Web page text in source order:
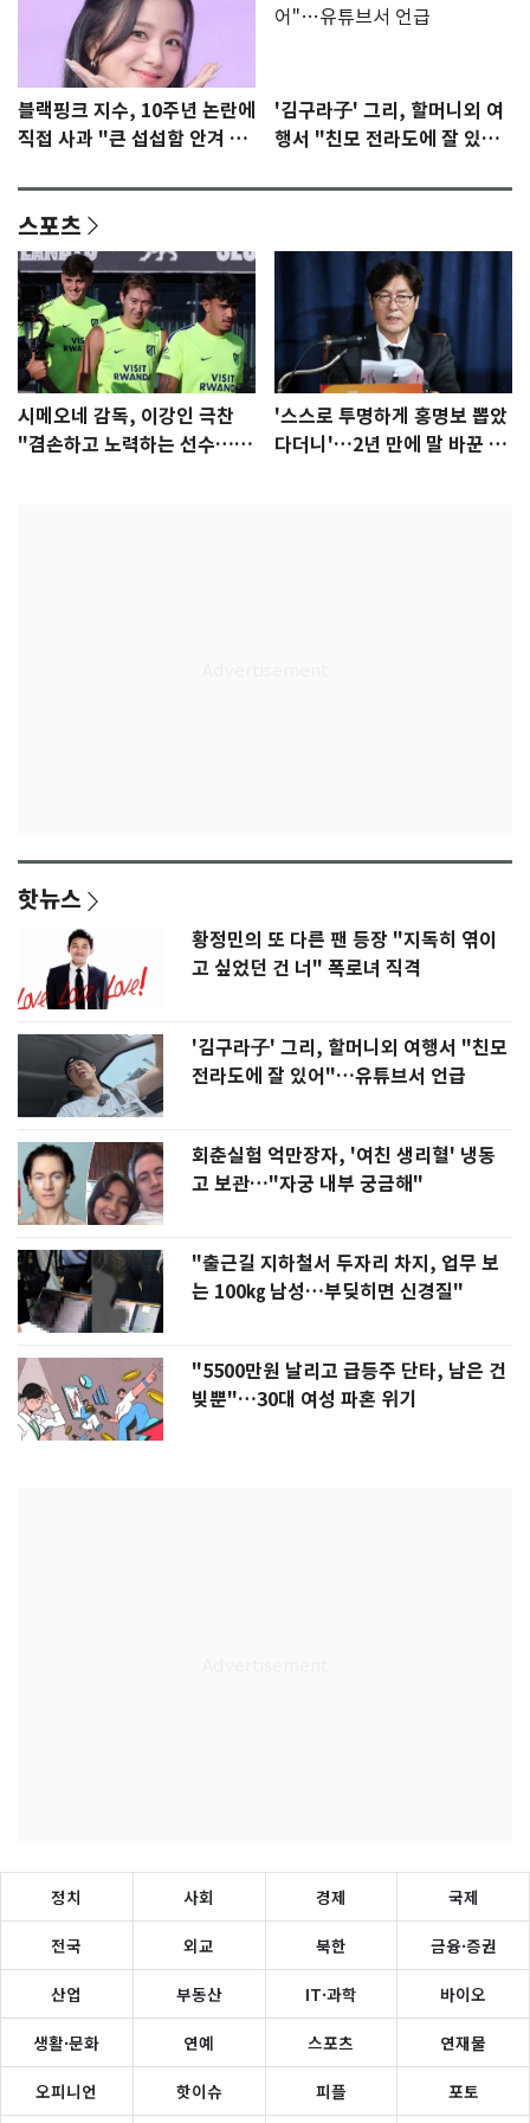
블랙핑크 지수, 10주년 논란에
직접 사과 "큰 섭섭함 안겨 미
'김구라子' 그리, 할머니외 여
행서 "친모 전라도에 잘 있
스포츠
시메오네 감독, 이강인 극찬
"겸손하고 노력하는 선수…좋
'스스로 투명하게 홍명보 뽑았
다더니'…2년 만에 말 바꾼 이
핫뉴스
황정민의 또 다른 팬 등장 "지독히 엮이
고 싶었던 건 너" 폭로녀 직격
'김구라子' 그리, 할머니외 여행서 "친모
전라도에 잘 있어"…유튜브서 언급
회춘실험 억만장자, '여친 생리혈' 냉동
고 보관…"자궁 내부 궁금해"
"출근길 지하철서 두자리 차지, 업무 보
는 100㎏ 남성…부딪히면 신경질"
"5500만원 날리고 급등주 단타, 남은 건
빚뿐"…30대 여성 파혼 위기
정치 사회 경제 국제
전국 외교 북한 금융·증권
산업 부동산 IT·과학 바이오
생활·문화 연예 스포츠 연재물
오피니언 핫이슈 피플 포토